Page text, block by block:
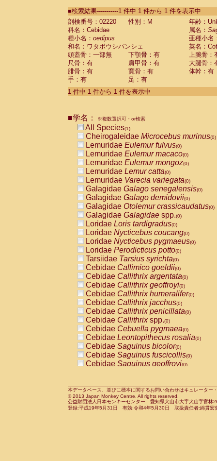
CebidaeSaguinus labiatus(0)
Cebidae Saguinus leucopus (0)
Cebidae
Cebidae
CebidaeSaguinus nigricollis (0)
Cebidae Saguinus oedipus
Cebidae Saguinus weddelli
Cebidae Saguinusspp.
Cebidae Aotus trivirgatus
Cebidae Cebus albifrons
CebidaeCebus nigrivittatus
CebidaeCebus
CebidaeSaimiri boliviensis(0)
CebidaeSaimiri sciureus(0)
AtelidaeAlouatta caraya(0)
AtelidaeAlouatta fusca(0)
AtelidaeAlouatta seniculus
AtelidaeAlouattaspp.(0)
AtelidaeAteles belzebuth(0)
AtelidaeAteles geoffroyi(0)
AtelidaeAteles paniscus(0)
AtelidaeAtelesspp.(0)
Atelidae Lagothrix lagothricha
AtelidaeLagothrix lagothricha cana
PitheciidaeCacajao calvus
PitheciidaeCallicebus cupreus
PitheciidaeCallicebus donacophilus
PitheciidaeCallicebus moloch
PitheciidaeCallicebus torquatus
PitheciidaeCallicebusspp.(0)
PitheciidaeChiropotes satanas(0)
PitheciidaePithecia monachus
PitheciidaePithecia pithecia(0)
CercopithecidaeCercocebus agilis
CercopithecidaeCercocebus
CercopithecidaeCercocebus
CercopithecidaeCercocebus
CercopithecidaeCercocebus
CercopithecidaeCercocebushybrid
CercopithecidaePapio anubis(0)
CercopithecidaePapio cynocephalus
CercopithecidaePapio hamadryas(0)
■検索結果-----------1 件中 1 件から 1 件を表示中
剖検番号：02220
性別：M
年齢：
科名：Cebidae
属名：
種小名： oedipus
亜種小名
和名：ワタボウシパンシェ
英名：
頭蓋骨：一部無
下顎骨：有
上腕骨：
尺骨：有
肩甲骨：有
大腿骨：
腓骨：有
寛骨：有
体幹：有
手：有
足：有
1 件中 1 件から 1 件を表示中
■学名： ※複数選択可・or検索
All Species(1)
Cheirogaleidae Microcebus murinus(0)
Lemuridae Eulemur fulvus(0)
Lemuridae Eulemur macaco(0)
Lemuridae Eulemur mongoz(0)
Lemuridae Lemur catta(0)
Lemuridae Varecia variegata(0)
Galagidae Galago senegalensis(0)
Galagidae Galago demidovii(0)
Galagidae Otolemur crassicaudatus(0)
Galagidae Galagidae spp.(0)
Loridae Loris tardigradus(0)
Loridae Nycticebus coucang(0)
Loridae Nycticebus pygmaeus(0)
Loridae Perodicticus potto(0)
Tarsiidae Tarsius syrichta(0)
Cebidae Callimico goeldii(0)
Cebidae Callithrix argentata(0)
Cebidae Callithrix geoffroyi(0)
Cebidae Callithrix humeralifer(0)
Cebidae Callithrix jacchus(0)
Cebidae Callithrix penicillata(0)
Cebidae Callithrixspp.(0)
Cebidae Cebuella pygmaea(0)
Cebidae Leontopithecus rosalia(0)
Cebidae Saguinus bicolor(0)
Cebidae Saguinus fuscicollis(0)
Cebidae Saguinus geoffroyi(0)
CebidaeSaguinus leucopus(0)
CebidaeSaguinus midas(0)
Cebidae Saguinus mystax(0)
本データベース、並びに標本に関するお問い合わせはキュレータ
© 2013 Japan Monkey Centre. All rights reserved.
公益財団法人日本モンキーセンター 愛知県犬山市大字犬山字官
登録:平成19年5月31日 有効:令和4年5月30日 取扱責任者:綿貫宏